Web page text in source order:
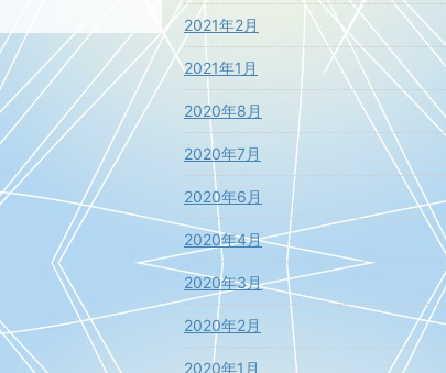
2021年2月
2021年1月
2020年8月
2020年7月
2020年6月
2020年4月
2020年3月
2020年2月
2020年1月